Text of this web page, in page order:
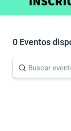
0 Eventos